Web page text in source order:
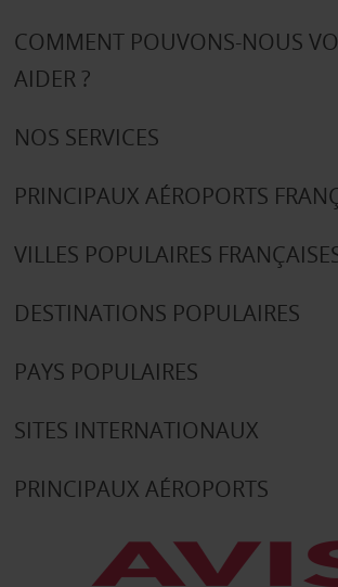
COMMENT POUVONS-NOUS
AIDER ?
NOS SERVICES
PRINCIPAUX AÉROPORTS
VILLES POPULAIRES
DESTINATIONS POPULAIRES
PAYS POPULAIRES
SITES INTERNATIONAUX
PRINCIPAUX AÉROPORTS